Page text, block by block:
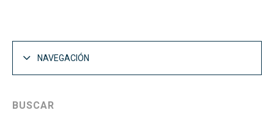
NAVEGACIÓN
BUSCAR